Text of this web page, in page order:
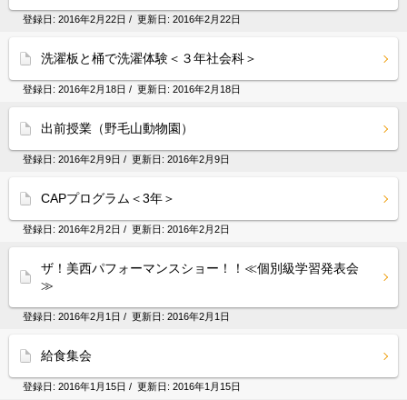
登録日: 2016年2月22日 / 更新日: 2016年2月22日
洗濯板と桶で洗濯体験＜３年社会科＞
登録日: 2016年2月18日 / 更新日: 2016年2月18日
出前授業（野毛山動物園）
登録日: 2016年2月9日 / 更新日: 2016年2月9日
CAPプログラム＜3年＞
登録日: 2016年2月2日 / 更新日: 2016年2月2日
ザ！美西パフォーマンスショー！！≪個別級学習発表会
≫
登録日: 2016年2月1日 / 更新日: 2016年2月1日
給食集会
登録日: 2016年1月15日 / 更新日: 2016年1月15日